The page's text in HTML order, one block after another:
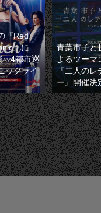
『Red
』に
4都市巡
ックライ
青葉市子と
よるツーマ
『二人のレ
ー』開催決